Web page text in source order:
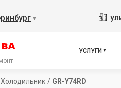
▼
УСЛУГИ
Холодильник / GR-Y74RD